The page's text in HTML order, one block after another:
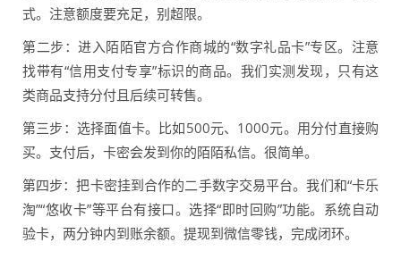
式。注意额度要充足，别超限。
第二步：进入陌陌官方合作商城的“数字礼品卡”专区。注意
找带有“信用支付专享”标识的商品。我们实测发现，只有这
类商品支持分付且后续可转售。
第三步：选择面值卡。比如500元、1000元。用分付直接购
买。支付后，卡密会发到你的陌陌私信。很简单。
第四步：把卡密挂到合作的二手数字交易平台。我们和“卡乐
淘”“悠收卡”等平台有接口。选择“即时回购”功能。系统自动
验卡，两分钟内到账余额。提现到微信零钱，完成闭环。